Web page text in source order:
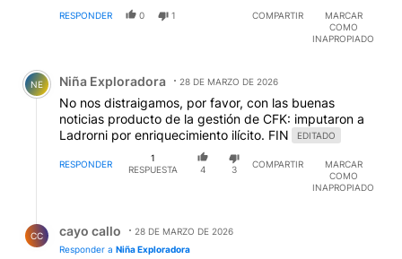
RESPONDER 0 1 COMPARTIR
MARCAR
COMO
INAPROPIADO
Comentario de Niña Exploradora.
NE Niña Exploradora 28 DE MARZO DE 2026
No nos distraigamos, por favor, con las buenas
noticias producto de la gestión de CFK: imputaron a
Ladrorni por enriquecimiento ilícito. FIN
EDITADO
RESPONDER
1
RESPUESTA
4 3
COMPARTIR
MARCAR
COMO
INAPROPIADO
CC cayo callo
28 DE MARZO DE 2026
Responder a Niña Exploradora